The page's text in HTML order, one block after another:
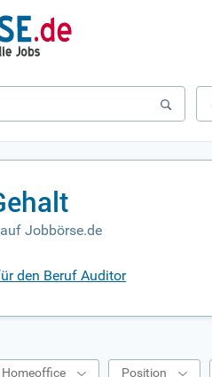
Jobbörse.de
den Beruf Auditor
Homeoffice Position